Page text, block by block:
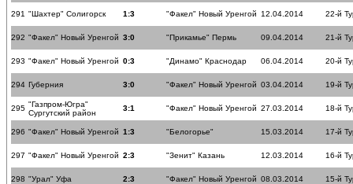
291 "Шахтер" Солигорск 1:3 "Факел" Новый Уренгой 12.04.2014 22-й
292 "Факел" Новый Уренгой 3:0 "Прикамье" Пермь 09.04.2014 21-й
293 "Факел" Новый Уренгой 0:3 "Динамо" Краснодар 06.04.2014 20-й
294 Губерния 3:0 "Факел" Новый Уренгой 03.04.2014 19-й
295 "Газпром-Югра"
Сургутский район
3:1 "Факел" Новый Уренгой 27.03.2014 18-й
296 "Факел" Новый Уренгой 1:3 "Белогорье" 15.03.2014 17-й
297 "Факел" Новый Уренгой 2:3 "Зенит" Казань 12.03.2014 16-й
298 "Урал" Уфа 2:3 "Факел" Новый Уренгой 08.03.2014 15-й